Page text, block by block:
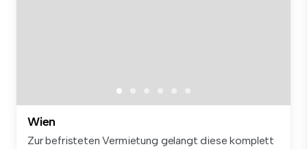
Wien
Zur befristeten Vermietung gelangt diese komplett